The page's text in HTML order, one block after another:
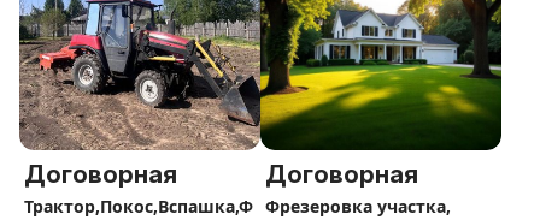
Договорная
Трактор,Покос,Вспашка,Ф
Договорная
Фрезеровка участка,